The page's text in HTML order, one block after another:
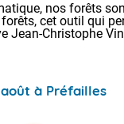
nos forêts
cet outil qui
Jean-Christophe
à Préfailles